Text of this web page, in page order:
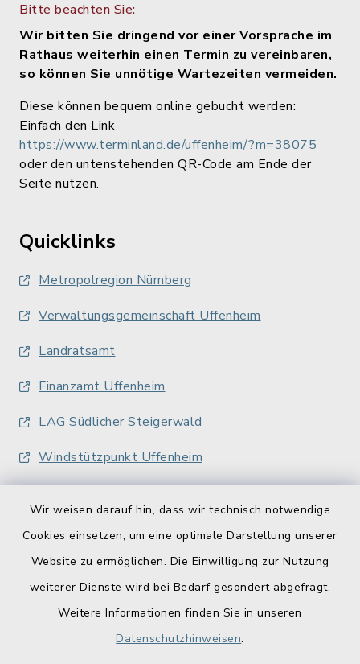
Wir weisen darauf hin, dass wir technisch notwendige
Cookies einsetzen, um eine optimale Darstellung unserer
Website zu ermöglichen. Die Einwilligung zur Nutzung
weiterer Dienste wird bei Bedarf gesondert abgefragt.
Weitere Informationen finden Sie in unseren
Datenschutzhinweisen.
Bitte beachten Sie:
Wir bitten Sie dringend vor einer Vorsprache im
Rathaus weiterhin einen Termin zu vereinbaren,
so können Sie unnötige Wartezeiten vermeiden.
Diese können bequem online gebucht werden:
Einfach den Link
https://www.terminland.de/uffenheim/?m=38075
oder den untenstehenden QR-Code am Ende der
Seite nutzen.
Quicklinks
Metropolregion Nürnberg
Verwaltungsgemeinschaft Uffenheim
Landratsamt
Finanzamt Uffenheim
LAG Südlicher Steigerwald
Windstützpunkt Uffenheim
Barrierefreiheit